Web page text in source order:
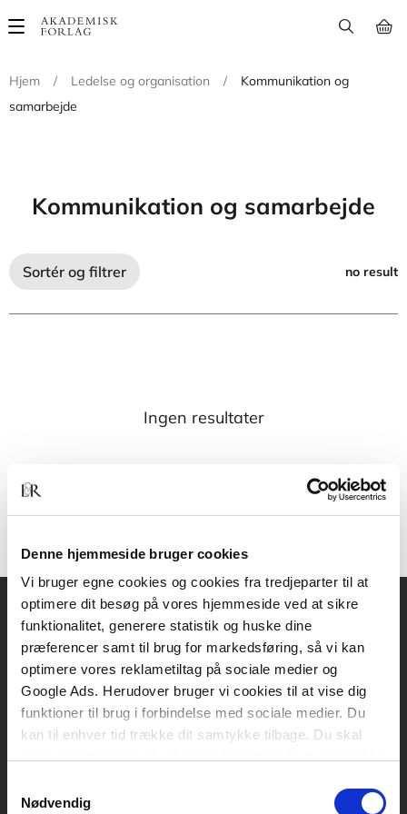
Denne hjemmeside bruger cookies
Vi bruger egne cookies og cookies fra tredjeparter til at
optimere dit besøg på vores hjemmeside ved at sikre
funktionalitet, generere statistik og huske dine
præferencer samt til brug for markedsføring, så vi kan
optimere vores reklametiltag på sociale medier og
Google Ads. Herudover bruger vi cookies til at vise dig
funktioner til brug i forbindelse med sociale medier. Du
kan til enhver tid trække dit samtykke tilbage. Du skal
tilbagetrækker et samtykke.
Nødvendig
Main
Hjem
/ Ledelse og organisation /
Kommunikation og
samarbejde
Kommunikation og samarbejde
Sortér og filtrer no result
Ingen resultater
Akademisk Forlag
Vognmagergade 11
1120 København K
CVR 76351910
Mandag-fredag: kl. 10-15